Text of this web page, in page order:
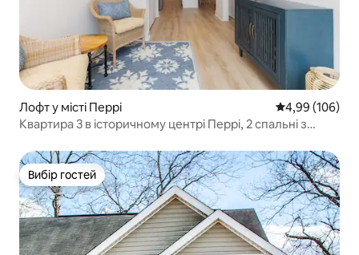
Лофт у місті Перрі Середня
4,99 (106)
Квартира 3 в історичному центрі Перрі, 2 спальні з
Вибір гостей
Вибір гостей